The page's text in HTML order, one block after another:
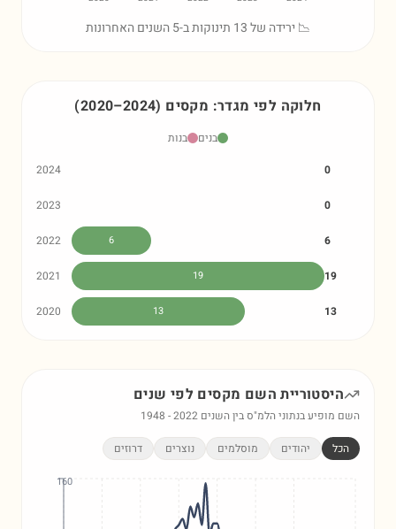
📉 ירידה של 13 תינוקות ב-5 השנים האחרונות
חלוקה לפי מגדר: מקסים (2020–2024)
בנים
בנות
2024
0
2023 0
2022 6 6
2021 19 19
2020 13 13
היסטוריית השם מקסים לפי שנים
השם מופיע בנתוני הלמ"ס בין השנים 1948 -2022
הכל יהודים מוסלמים נוצרים דרוזים
160